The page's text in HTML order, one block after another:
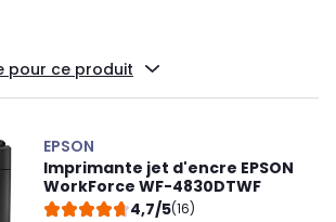
pour ce produit
EPSON
Imprimante jet d'encre EPSON
WorkForce WF-4830DTWF
4,7/5(16)